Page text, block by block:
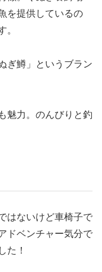
を提供しているの
。
ぎ鱒」というブラン
魅力。のんびりと釣
はないけど車椅子で
ドベンチャー気分で
た！